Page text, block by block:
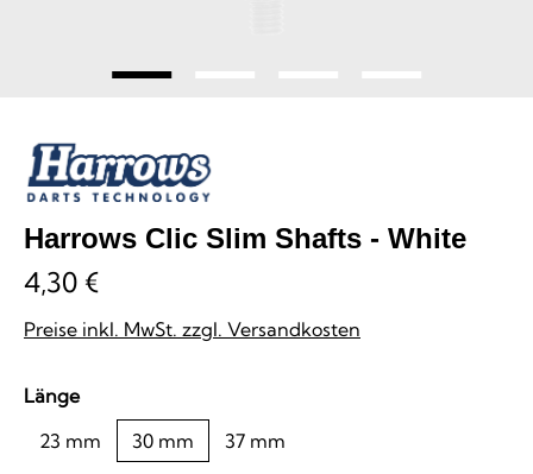
Harrows Clic Slim Shafts - White
4,30 €
Preise inkl. MwSt. zzgl. Versandkosten
Längeauswählen
23 mm
30 mm 37 mm